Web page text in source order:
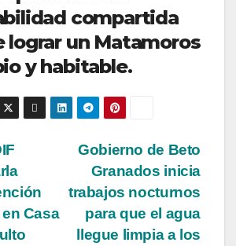
compartida
lograr un Matamoros
y habitable.
Gobierno de Beto
Granados inicia
trabajos nocturnos
para que el agua
llegue limpia a los
Casa